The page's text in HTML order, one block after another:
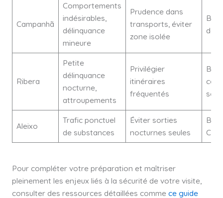
Campanhã
Comportements
indésirables,
délinquance
mineure
Prudence dans
transports, éviter
zone isolée
do
Ribera
Petite
délinquance
nocturne,
attroupements
Privilégier
itinéraires
fréquentés
Aleixo
Trafic ponctuel
de substances
Éviter sorties
nocturnes seules
Pour compléter votre préparation et maîtriser
pleinement les enjeux liés à la sécurité de votre visite,
consulter des ressources détaillées comme ce guide